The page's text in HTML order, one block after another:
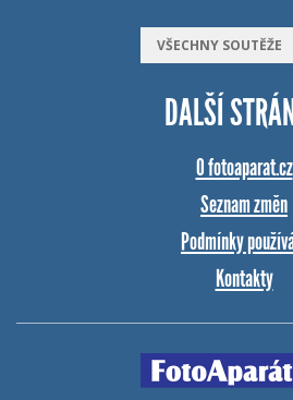
VŠECHNY SOUTĚŽE
DALŠÍ
O fotoaparat.cz
Seznam změn
Podmínky
Kontakty